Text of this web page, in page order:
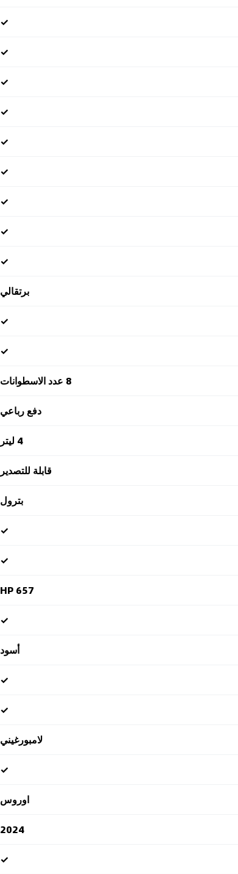
✓
✓
✓
✓
✓
✓
✓
✓
✓
برتقالي
✓
✓
8 عدد الاسطوانات
دفع رباعي
4 ليتر
قابلة للتصدير
بترول
✓
✓
657 HP
✓
أسود
✓
✓
لامبورغيني
✓
اوروس
2024
✓